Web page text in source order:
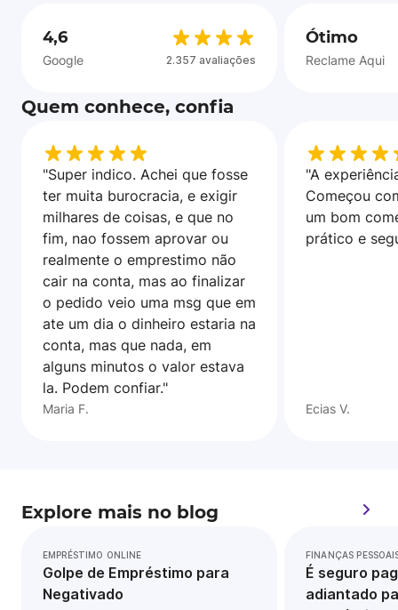
4,6
Google 2.357 avaliações
Ótimo
Reclame Aqui
Quem conhece, confia
"Super indico. Achei que fosse
ter muita burocracia, e exigir
milhares de coisas, e que no
fim, nao fossem aprovar ou
realmente o emprestimo não
cair na conta, mas ao finalizar
o pedido veio uma msg que em
ate um dia o dinheiro estaria na
conta, mas que nada, em
alguns minutos o valor estava
la. Podem confiar."
Maria F.
"A
Começou
um bom
prático e
Ecias V.
Explore mais no blog
EMPRÉSTIMO ONLINE
Golpe de Empréstimo para
Negativado
FINANÇAS
É seguro
adiantado